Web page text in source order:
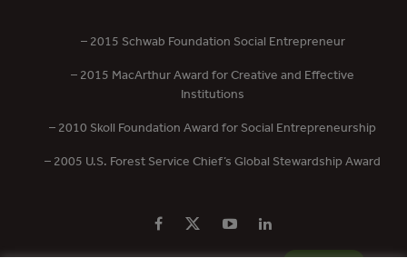
– 2015 Schwab Foundation Social Entrepreneur
– 2015 MacArthur Award for Creative and Effective
Institutions
– 2010 Skoll Foundation Award for Social Entrepreneurship
– 2005 U.S. Forest Service Chief’s Global Stewardship Award
PRIVACY POLICY CONTACT US DONATE